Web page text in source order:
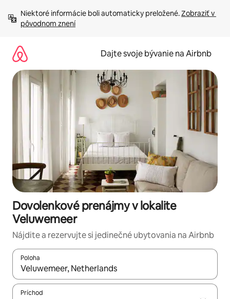
obsah.
Niektoré informácie boli automaticky preložené. Zobraziť v
pôvodnom znení
Dajte svoje bývanie na Airbnb
Dovolenkové prenájmy v lokalite
Veluwemeer
Nájdite a rezervujte si jedinečné ubytovania na Airbnb
Poloha
Keď budú výsledky k dispozícii, môžete si ich prechádzať
Príchod